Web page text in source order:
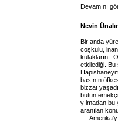
Devamını
Nevin
Bir anda
coşkulu,
kulaklarını.
etkilediği. Bu
basının
bizzat
bütün
yılmadan bu
aranılan